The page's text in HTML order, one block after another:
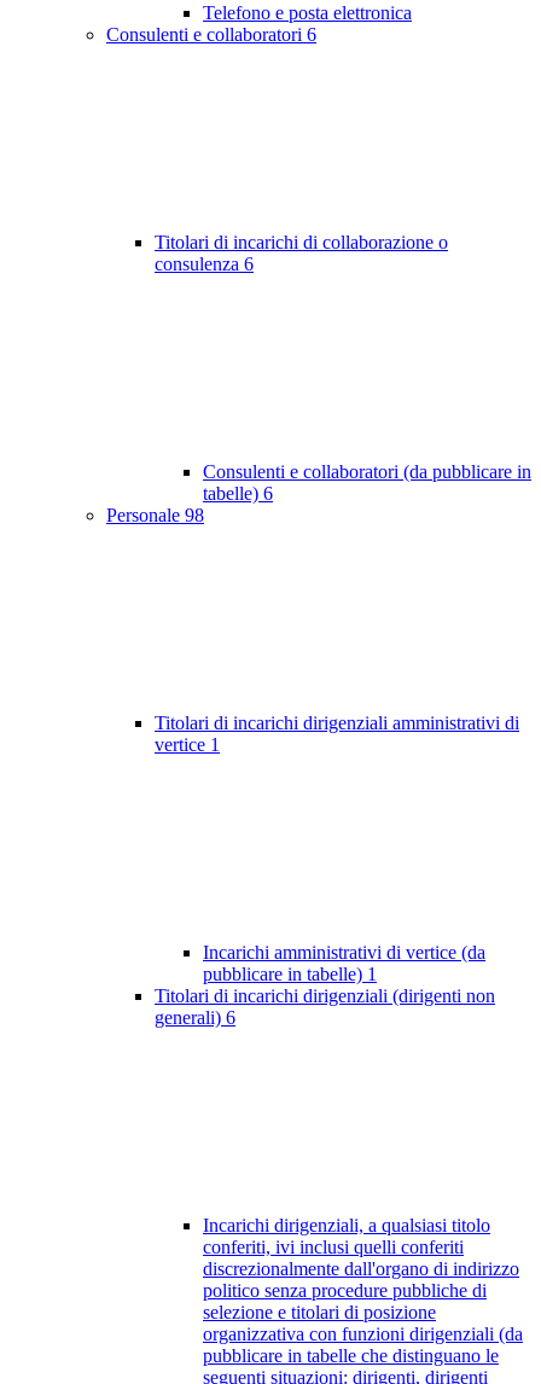
Telefono e posta elettronica
Consulenti e collaboratori 6
Titolari di incarichi di collaborazione o
consulenza 6
Consulenti e collaboratori (da pubblicare in
tabelle) 6
Personale 98
Titolari di incarichi dirigenziali amministrativi di
vertice 1
Incarichi amministrativi di vertice (da
pubblicare in tabelle) 1
Titolari di incarichi dirigenziali (dirigenti non
generali) 6
Incarichi dirigenziali, a qualsiasi titolo
conferiti, ivi inclusi quelli conferiti
discrezionalmente dall'organo di indirizzo
politico senza procedure pubbliche di
selezione e titolari di posizione
organizzativa con funzioni dirigenziali (da
pubblicare in tabelle che distinguano le
seguenti situazioni: dirigenti, dirigenti